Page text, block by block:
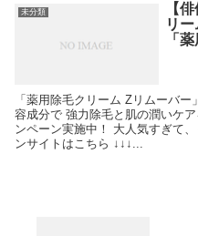
未分類
【
リ
「
「薬用除毛クリーム Zリムーバ
容成分で 強力除毛と肌の潤いケ
ンペーン実施中！ 大人気すぎて
ンサイトはこちら ↓↓↓...